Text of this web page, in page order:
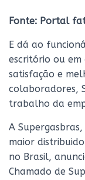
Fonte: Portal
E dá ao
escritório ou
satisfação e
colaboradores,
trabalho da
A
maior
no Brasil,
Chamado de